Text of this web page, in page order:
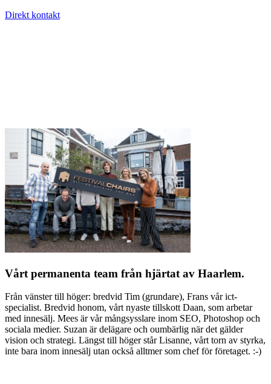
Direkt kontakt
Vårt permanenta team från hjärtat av Haarlem.
Från vänster till höger: bredvid Tim (grundare), Frans vår ict-
specialist. Bredvid honom, vårt nyaste tillskott Daan, som arbetar
med innesälj. Mees är vår mångsysslare inom SEO, Photoshop och
sociala medier. Suzan är delägare och oumbärlig när det gälder
vision och strategi. Längst till höger står Lisanne, vårt torn av styrka,
inte bara inom innesälj utan också alltmer som chef för företaget. :-)